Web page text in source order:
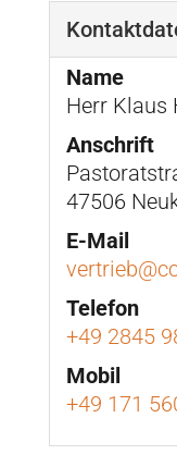
Name
Herr Klaus
Anschrift
47506
E-Mail
Telefon
+49 2845
Mobil
+49 171